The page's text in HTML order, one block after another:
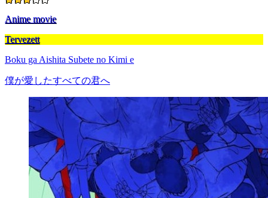
Anime movie
Tervezett
Boku ga Aishita Subete no Kimi e
僕が愛したすべての君へ